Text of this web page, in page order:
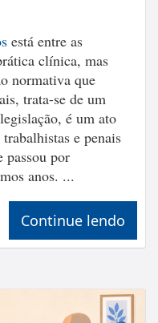
está entre as
clínica, mas
normativa que
trata-se de um
é um ato
e penais
por
anos. ...
Continue lendo